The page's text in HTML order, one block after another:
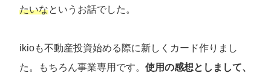
たいなというお話でした。
ikioも不動産投資始める際に新しくカード作りまし
た。もちろん事業専用です。 使用の感想としまして、